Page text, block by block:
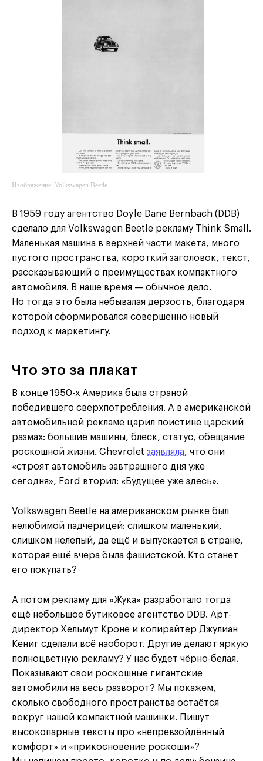
Изображение: Volkswagen Beetle
В 1959 году агентство Doyle Dane Bernbach (DDB)
сделало для Volkswagen Beetle рекламу Think Small.
Маленькая машина в верхней части макета, много
пустого пространства, короткий заголовок, текст,
рассказывающий о преимуществах компактного
автомобиля. В наше время — обычное дело.
Но тогда это была небывалая дерзость, благодаря
которой сформировался совершенно новый
подход к маркетингу.
Что это за плакат
В конце 1950-х Америка была страной
победившего сверхпотребления. А в американской
автомобильной рекламе царил поистине царский
размах: большие машины, блеск, статус, обещание
роскошной жизни. Chevrolet заявляла, что они
«строят автомобиль завтрашнего дня уже
сегодня», Ford вторил: «Будущее уже здесь».
Volkswagen Beetle на американском рынке был
нелюбимой падчерицей: слишком маленький,
слишком нелепый, да ещё и выпускается в стране,
которая ещё вчера была фашистской. Кто станет
его покупать?
А потом рекламу для «Жука» разработало тогда
ещё небольшое бутиковое агентство DDB. Арт-
директор Хельмут Кроне и копирайтер Джулиан
Кениг сделали всё наоборот. Другие делают яркую
полноцветную рекламу? У нас будет чёрно-белая.
Показывают свои роскошные гигантские
автомобили на весь разворот? Мы покажем,
сколько свободного пространства остаётся
вокруг нашей компактной машинки. Пишут
высокопарные тексты про «непревзойдённый
комфорт» и «прикосновение роскоши»?